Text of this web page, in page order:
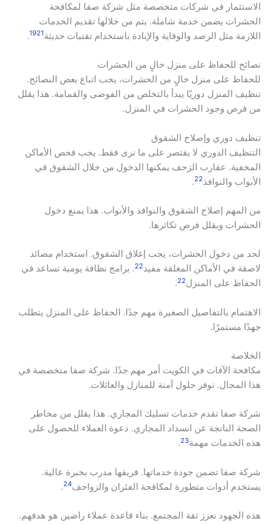
الاستثمار في شركات متخصصة مثل شركة صفا لمكافحة
الحشرات يضمن خدمة شاملة. يتم من خلالها تقديم الخدمات
اللازمة مثل الرصد والوقاية والإبادة باستخدام تقنيات حديثة
1921
.
نصائح للحفاظ على منزل خالٍ من الحشرات
للحفاظ على منزل خالٍ من الحشرات، يجب اتباع بعض النصائح.
تنظيف المنزل دوريًا يبدأ بالتخلص من الفوضى والقمامة. هذا يقلل
من فرص وجود الحشرات في المنزل.
تنظيف دوري وإصلاح الشقوق
التنظيف الدوري لا يقتصر على ما نرى فقط. يجب فحص الأماكن
المخفية. عقارب الزحف يمكنها الدخول من خلال الشقوق في
الأبواب والنوافذ22
.
من المهم إصلاح الشقوق والنوافذ والأبواب. هذا يمنع دخول
الحشرات ويقلل فرص تكاثرها.
لحد من دخول الحشرات، يجب إغلاق الشقوق. استخدام مصائد
لاصقة في الأماكن المغلقة مفيد22. برامج نظافة يومية تساعد في
الحفاظ على المنزل22
.
الاهتمام بالتفاصيل الصغيرة مهم جدًا. الحفاظ على المنزل يتطلب
جهدًا مستمرًا.
الخلاصة
مكافحة الآفات في الكويت أمر مهم جدًا. شركة صفا متخصصة في
هذا المجال. توفر حلول آمنة للمنازل والعائلات.
شركة صفا تقدم خدمات تسليك المجاري. هذا يقلل من مخاطر
الصحة الناتجة عن انسداد المجاري. دعوة العملاء للحصول على
هذه الخدمات مهمة23
.
شركة صفا تضمن جودة خدماتها. فريقها مدرب بخبرة عالية.
يستخدم أدوات متطورة لمكافحة الفئران والزواحف24
.
هذه الجهود تعزز ثقة المجتمع. بناء قاعدة عملاء راضين هو هدفهم.